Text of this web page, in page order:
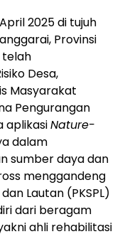
2025 di tujuh
Provinsi
telah
Desa,
Masyarakat
Pengurangan
aplikasiNature-
dalam
sumber daya dan
menggandeng
Lautan (PKSPL)
dari beragam
ahli rehabilitasi